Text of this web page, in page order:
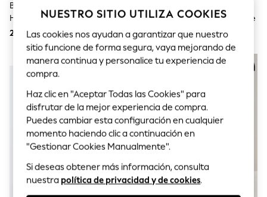
Swimwear
Babygrows & Sleepsuits
Jeans
Jumpsuits & Playsuits
All Holiday Shop
Tops
Dresses
Shorts
Skirts
Sandals & Sliders
Rash Vests
Sun Safe Swimwear
Shop All Footwear
New In
Trainers & Pumps
Blanco - Camiseta De Corte
Holgado De Guinness
29 €
Simple Dome De The North Face
34 €
NOVEDADES
NUESTRO SITIO UTILIZA COOKIES
Las cookies nos ayudan a garantizar que nuestro
sitio funcione de forma segura, vaya mejorando de
manera continua y personalice tu experiencia de
compra.
Haz clic en "Aceptar Todas las Cookies" para
disfrutar de la mejor experiencia de compra.
Puedes cambiar esta configuración en cualquier
momento haciendo clic a continuación en
"Gestionar Cookies Manualmente".
Si deseas obtener más información, consulta
nuestra política de privacidad y de cookies.